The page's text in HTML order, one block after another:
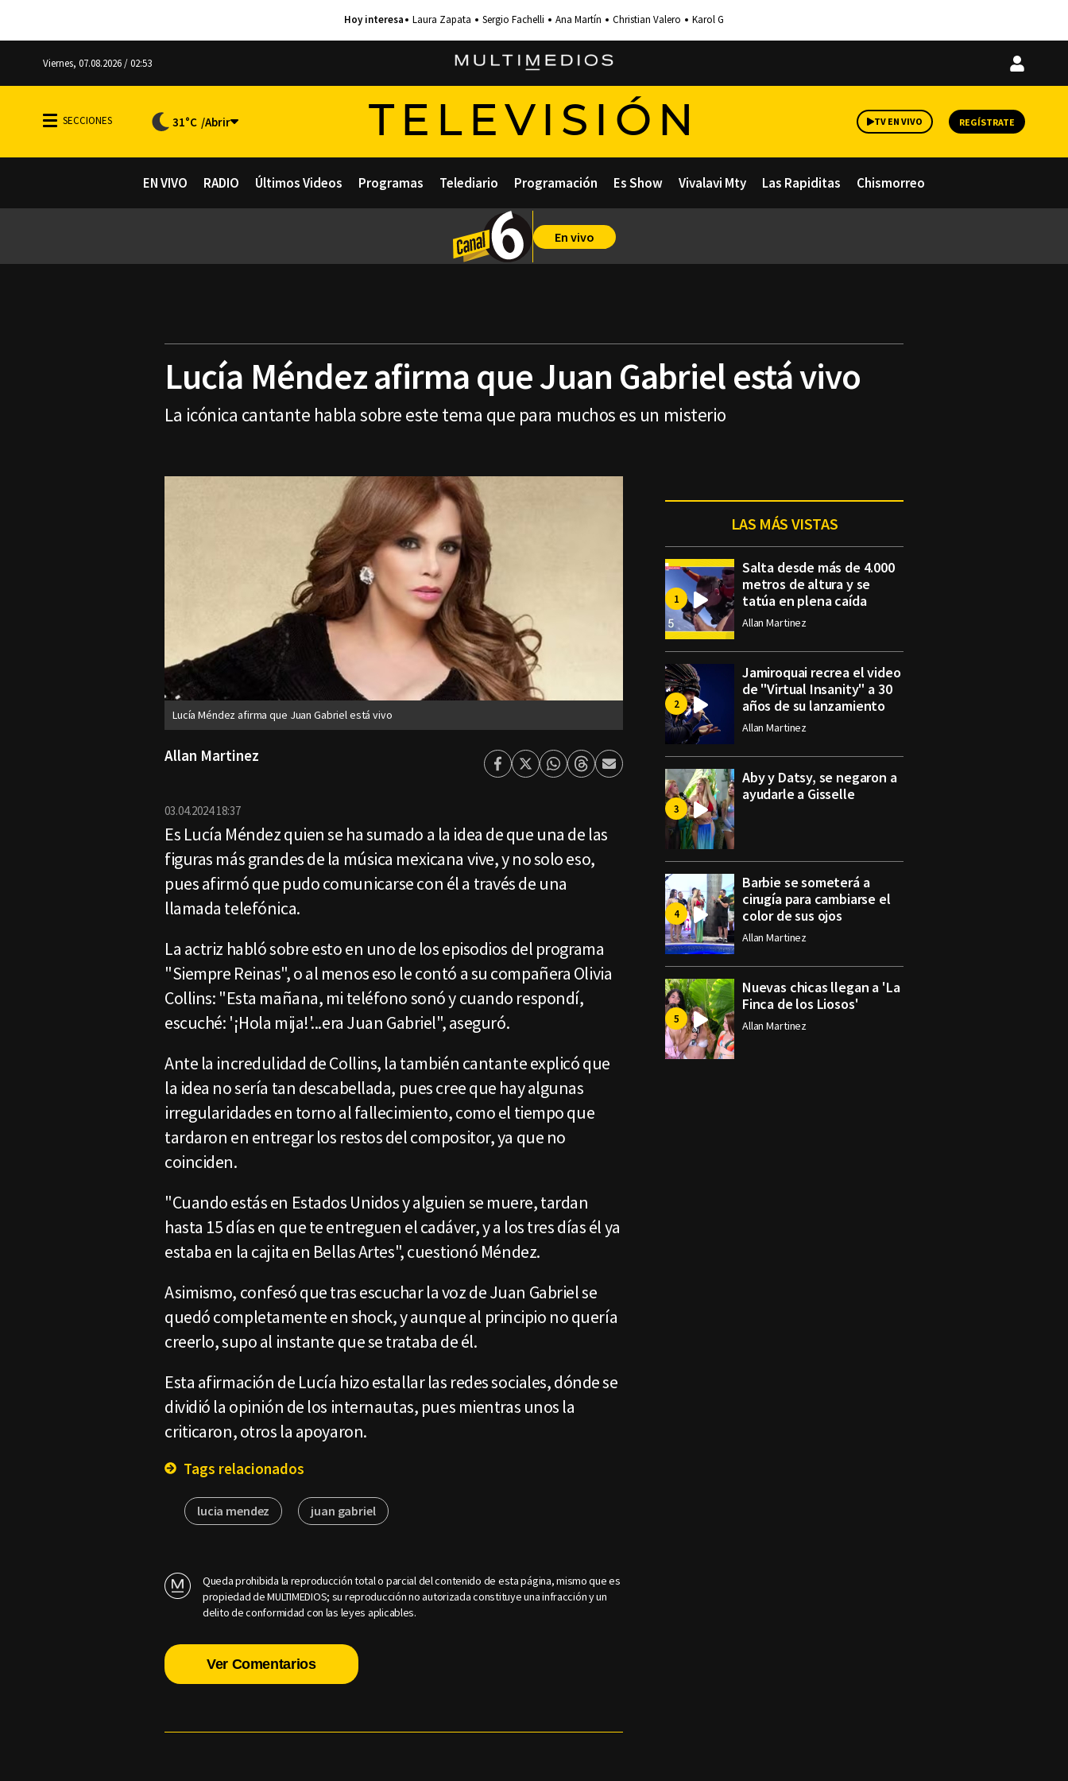
Laura Zapata Sergio Fachelli Ana Martín Christian Valero Karol G
Viernes, 07.08.2026 / 02:53
Iniciar
31°C TELEVISIÓN TV EN VIVO REGÍSTRATE
EN VIVO RADIO Últimos Videos Programas Telediario Programación Es Show Vivalavi Mty Las Rapiditas Chismorreo
En vivo
Lucía Méndez afirma que Juan Gabriel está vivo
La icónica cantante habla sobre este tema que para muchos es un misterio
Lucía Méndez afirma que Juan Gabriel está vivo
Allan Martinez
Facebook
TwitterWhatsapp
ThreadsEnviar
03.04.2024 18:37
Es Lucía Méndez quien se ha sumado a la idea de que una de las
figuras más grandes de la música mexicana vive, y no solo eso,
pues afirmó que pudo comunicarse con él a través de una
llamada telefónica.
La actriz habló sobre esto en uno de los episodios del programa
"Siempre Reinas", o al menos eso le contó a su compañera Olivia
Collins: "Esta mañana, mi teléfono sonó y cuando respondí,
escuché: '¡Hola mija!'...era Juan Gabriel", aseguró.
Ante la incredulidad de Collins, la también cantante explicó que
la idea no sería tan descabellada, pues cree que hay algunas
irregularidades en torno al fallecimiento, como el tiempo que
tardaron en entregar los restos del compositor, ya que no
coinciden.
"Cuando estás en Estados Unidos y alguien se muere, tardan
hasta 15 días en que te entreguen el cadáver, y a los tres días él ya
estaba en la cajita en Bellas Artes", cuestionó Méndez.
Asimismo, confesó que tras escuchar la voz de Juan Gabriel se
quedó completamente en shock, y aunque al principio no quería
creerlo, supo al instante que se trataba de él.
Esta afirmación de Lucía hizo estallar las redes sociales, dónde se
dividió la opinión de los internautas, pues mientras unos la
criticaron, otros la apoyaron.
Tags relacionados
lucia mendez juan gabriel
Queda prohibida la reproducción total o parcial del contenido de esta página, mismo que es
propiedad de MULTIMEDIOS; su reproducción no autorizada constituye una infracción y un
delito de conformidad con las leyes aplicables.
Ver Comentarios
LAS MÁS VISTAS
Salta desde más de 4.000
metros de altura y se
tatúa en plena caída
Allan Martinez
Jamiroquai recrea el video
de "Virtual Insanity" a 30
años de su lanzamiento
Allan Martinez
Aby y Datsy, se negaron a
ayudarle a Gisselle
Barbie se someterá a
cirugía para cambiarse el
color de sus ojos
Allan Martinez
Nuevas chicas llegan a 'La
Finca de los Liosos'
Allan Martinez